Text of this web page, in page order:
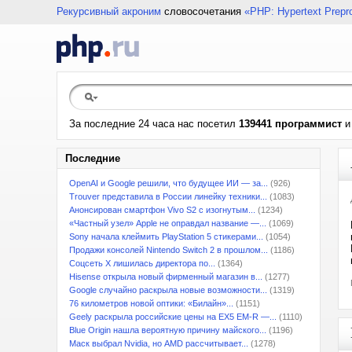
Рекурсивный акроним словосочетания «PHP: Hypertext
За последние 24 часа нас посетил 139441 программист
Последние
OpenAI и Google решили, что будущее ИИ — за...
(926)
Trouver представила в России линейку техники...
(1083)
Анонсирован смартфон Vivo S2 с изогнутым...
(1234)
«Частный узел» Apple не оправдал название —...
(1069)
Sony начала клеймить PlayStation 5 стикерами...
(1054)
Продажи консолей Nintendo Switch 2 в прошлом...
(1186)
Соцсеть X лишилась директора по...
(1364)
Hisense открыла новый фирменный магазин в...
(1277)
Google случайно раскрыла новые возможности...
(1319)
76 километров новой оптики: «Билайн»...
(1151)
Geely раскрыла российские цены на EX5 EM-R —...
(1110)
Blue Origin нашла вероятную причину майского...
(1196)
Маск выбрал Nvidia, но AMD рассчитывает...
(1278)